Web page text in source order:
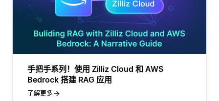
手把手系列！使用 Zilliz Cloud 和 AWS
Bedrock 搭建 RAG 应用
了解更多